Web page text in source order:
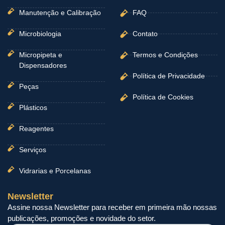
Manutenção e Calibração
Microbiologia
Micropipeta e
Dispensadores
Peças
Plásticos
Reagentes
Serviços
Vidrarias e Porcelanas
FAQ
Contato
Termos e Condições
Política de Privacidade
Política de Cookies
Newsletter
Assine nossa Newsletter para receber em primeira mão nossas
publicações, promoções e novidade do setor.